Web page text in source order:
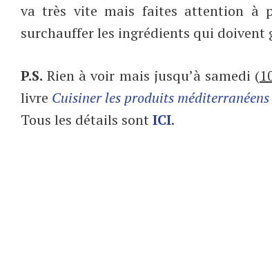
va très vite mais faites attention à
surchauffer les ingrédients qui
P.S. Rien à voir mais jusqu’à samedi (
livre Cuisiner les produits
Tous les détails sont ICI.